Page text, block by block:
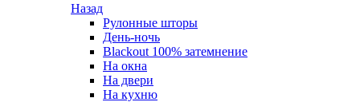
Назад
Рулонные шторы
День-ночь
Blackout 100% затемнение
На окна
На двери
На кухню